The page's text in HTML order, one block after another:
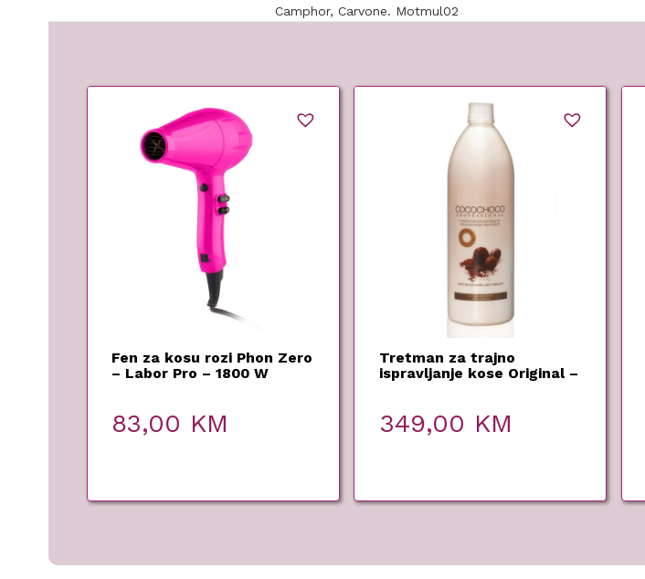
Camphor, Carvone. Motmul02
Fen za kosu rozi Phon Zero
– Labor Pro – 1800 W
83,00 KM
Tretman za trajno
ispravljanje kose Original –
349,00 KM